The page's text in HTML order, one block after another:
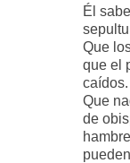
Él
Que
que el
caídos.
Que
de